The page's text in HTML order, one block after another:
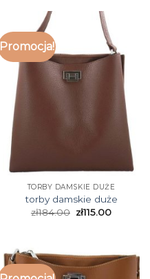
Promocja!
TORBY DAMSKIE DUŻE
torby damskie duże
zł184.00 zł115.00